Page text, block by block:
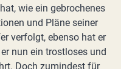
wie ein gebrochenes
und Pläne seiner
verfolgt, ebenso hat er
nun ein trostloses und
Doch zumindest für